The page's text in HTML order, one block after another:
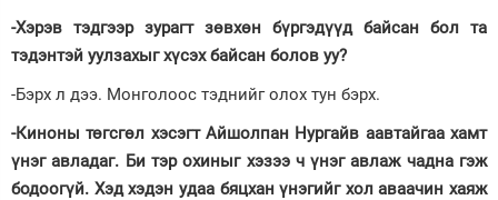
-Хэрэв тэдгээр зурагт зөвхөн бүргэдүүд байсан бол та
тэдэнтэй уулзахыг хүсэх байсан болов уу?
-Бэрх л дээ. Монголоос тэднийг олох тун бэрх.
-Киноны төгсгөл хэсэгт Айшолпан Нургайв аавтайгаа хамт
үнэг авладаг. Би тэр охиныг хэзээ ч үнэг авлаж чадна гэж
бодоогүй. Хэд хэдэн удаа бяцхан үнэгийг хол аваачин хаяж